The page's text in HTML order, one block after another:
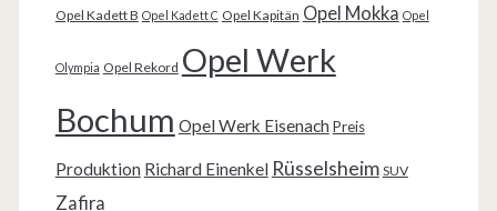
Opel Kadett B Opel Kadett C Opel Kapitän Opel Mokka Opel
Olympia Opel Rekord Opel Werk
Bochum Opel Werk Eisenach Preis
Produktion Richard Einenkel Rüsselsheim SUV
Zafira